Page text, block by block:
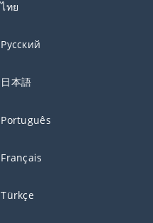
ไทย
Русский
日本語
Português
Français
Türkçe